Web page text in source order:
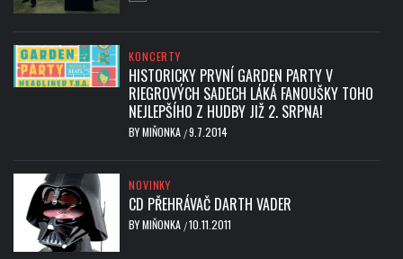
KONCERTY
HISTORICKY PRVNÍ GARDEN PARTY V
RIEGROVÝCH SADECH LÁKÁ FANOUŠKY TOHO
NEJLEPŠÍHO Z HUDBY JIŽ 2. SRPNA!
BYMIŇONKA /9.7.2014
NOVINKY
CD PŘEHRÁVAČ DARTH VADER
BYMIŇONKA /10.11.2011